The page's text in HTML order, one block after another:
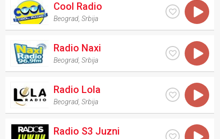
Cool Radio
Beograd ,Srbija
Radio Naxi
Beograd ,Srbija
Radio Lola
Beograd ,Srbija
Radio S3 Juzni